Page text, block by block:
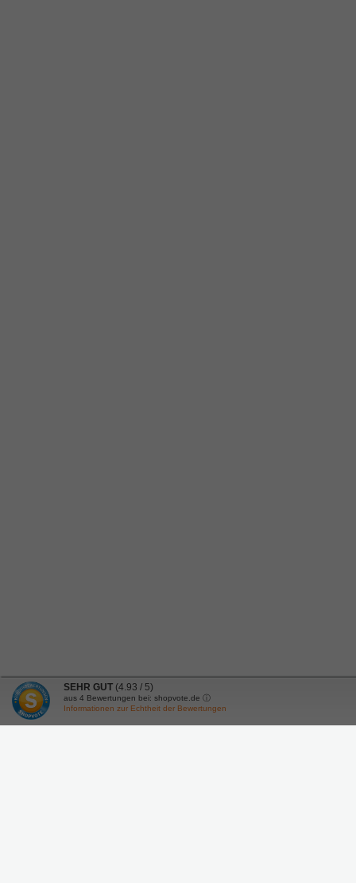
SEHR GUT (4.93 / 5)
aus 4 Bewertungen bei: shopvote.de ⓘ
Informationen zur Echtheit der Bewertungen